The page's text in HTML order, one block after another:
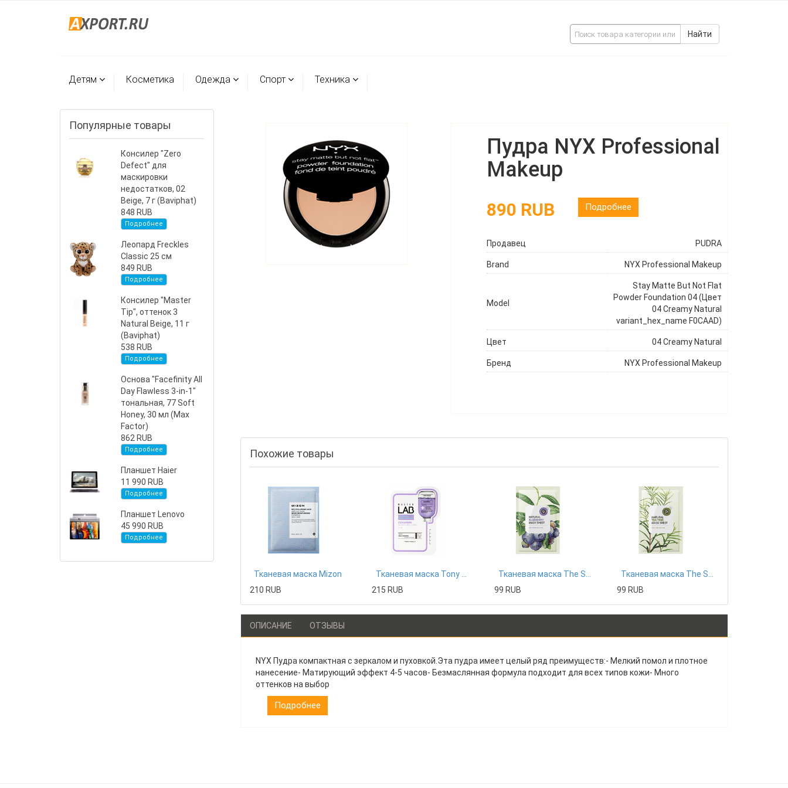
Найти
Детям Косметика Одежда Спорт Техника
Популярные товары
Консилер "Zero
Defect" для
маскировки
недостатков, 02
Beige, 7 г (Baviphat)
848 RUB
Подробнее
Леопард Freckles
Classic 25 см
849 RUB
Подробнее
Консилер "Master
Tip", оттенок 3
Natural Beige, 11 г
(Baviphat)
538 RUB
Подробнее
Основа "Facefinity All
Day Flawless 3-in-1"
тональная, 77 Soft
Honey, 30 мл (Max
Factor)
862 RUB
Подробнее
Планшет Haier
11 990 RUB
Подробнее
Планшет Lenovo
45 990 RUB
Подробнее
Пудра NYX Professional
Makeup
890 RUB Подробнее
Продавец PUDRA
Brand NYX Professional Makeup
Model
Stay Matte But Not Flat
Powder Foundation 04 (Цвет
04 Creamy Natural
variant_hex_name F0CAAD)
Цвет 04 Creamy Natural
Бренд NYX Professional Makeup
Похожие товары
Тканевая маска Mizon
210 RUB
215 RUB
99 RUB
99 RUB
ОПИСАНИЕ ОТЗЫВЫ
NYX Пудра компактная с зеркалом и пуховкой.Эта пудра имеет целый ряд преимуществ:- Мелкий помол и плотное
нанесение- Матирующий эффект 4-5 часов- Безмаслянная формула подходит для всех типов кожи- Много
оттенков на выбор
Подробнее